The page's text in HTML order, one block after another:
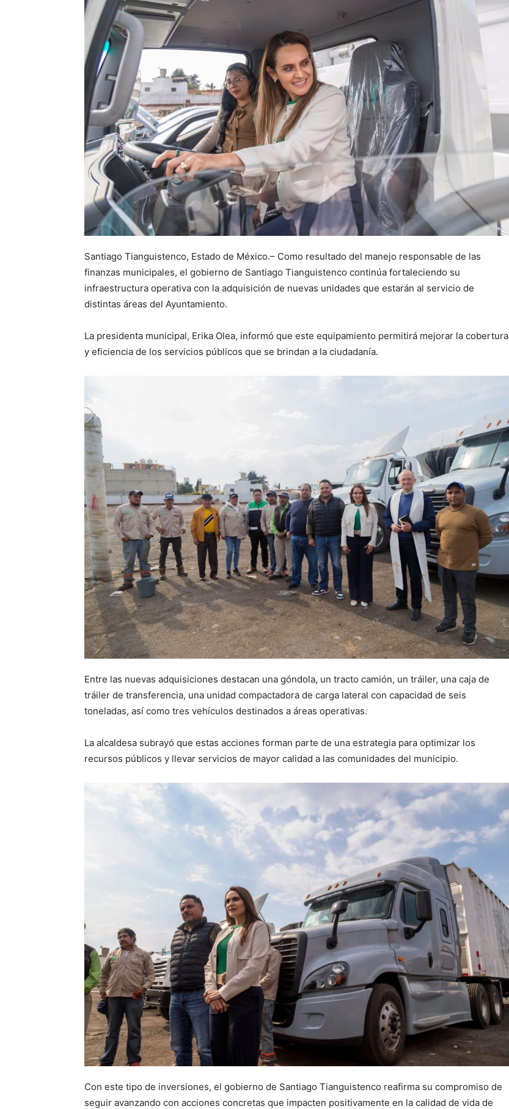
Santiago Tianguistenco, Estado de México.– Como resultado del manejo responsable de las
finanzas municipales, el gobierno de Santiago Tianguistenco continúa fortaleciendo su
infraestructura operativa con la adquisición de nuevas unidades que estarán al servicio de
distintas áreas del Ayuntamiento.
La presidenta municipal, Erika Olea, informó que este equipamiento permitirá mejorar la cobertura
y eficiencia de los servicios públicos que se brindan a la ciudadanía.
Entre las nuevas adquisiciones destacan una góndola, un tracto camión, un tráiler, una caja de
tráiler de transferencia, una unidad compactadora de carga lateral con capacidad de seis
toneladas, así como tres vehículos destinados a áreas operativas.
La alcaldesa subrayó que estas acciones forman parte de una estrategia para optimizar los
recursos públicos y llevar servicios de mayor calidad a las comunidades del municipio.
Con este tipo de inversiones, el gobierno de Santiago Tianguistenco reafirma su compromiso de
seguir avanzando con acciones concretas que impacten positivamente en la calidad de vida de